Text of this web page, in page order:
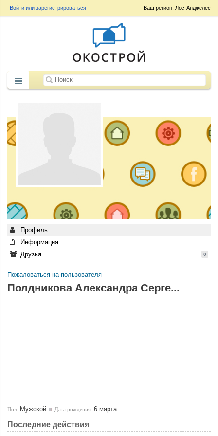
Ваш регион: Лос-Анджелес
Войти или зарегистрироваться
Профиль
Информация
Друзья
0
Пожаловаться на пользователя
Полдникова Александра Серге...
Пол: Мужской Дата рождения: 6 марта
Последние действия